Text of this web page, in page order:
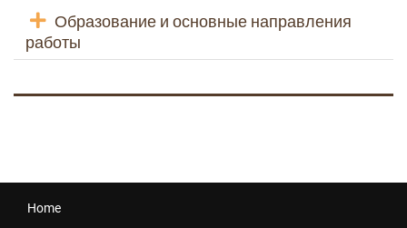
Образование и основные направления
работы
Home